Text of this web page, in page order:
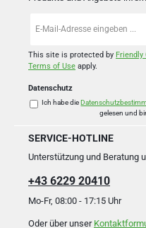
Mail-
*
This site is protected by Friendly
Terms of Use apply.
Datenschutz
Ich habe die
gelesen und
SERVICE-HOTLINE
Unterstützung und Beratung
+43 6229 20410
Mo-Fr, 08:00 - 17:15 Uhr
Oder über unser